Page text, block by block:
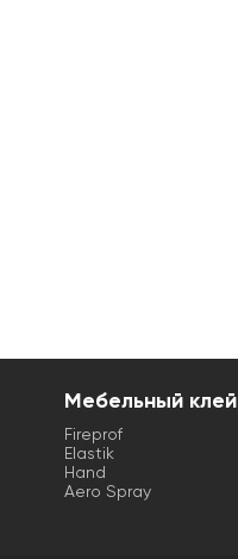
Мебельный клей
Fireprof
Elastik
Hand
Aero Spray